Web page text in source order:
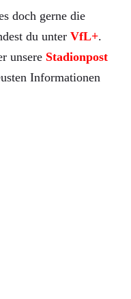
doch gerne die
du unter VfL+.
unsere Stadionpost
Informationen